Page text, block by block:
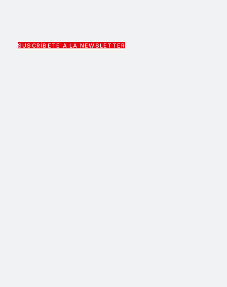
SUSCRÍBETE A LA NEWSLETTER